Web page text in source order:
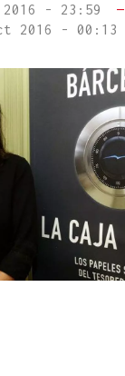
- 23:59
—
2016 - 00:13